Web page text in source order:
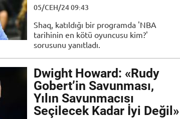
05/СЕН/24 09:43
Shaq, katıldığı bir programda 'NBA
tarihinin en kötü oyuncusu kim?'
sorusunu yanıtladı.
Dwight Howard: «Rudy
Gobert’in Savunması,
Yılın Savunmacısı
Seçilecek Kadar İyi Değil»